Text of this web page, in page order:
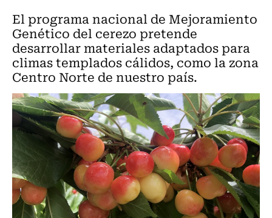
El programa nacional de Mejoramiento
Genético del cerezo pretende
desarrollar materiales adaptados para
climas templados cálidos, como la zona
Centro Norte de nuestro país.